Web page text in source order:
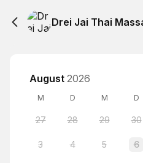
Drei Jai Thai
August 2026
M D M D
27 28 29 30
3 4 5 6